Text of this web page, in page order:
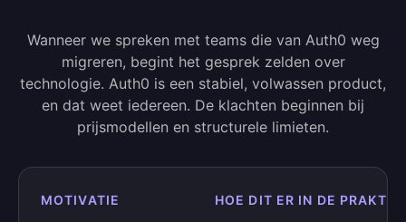
Wanneer we spreken met teams die van Auth0 weg
migreren, begint het gesprek zelden over
technologie. Auth0 is een stabiel, volwassen product,
en dat weet iedereen. De klachten beginnen bij
prijsmodellen en structurele limieten.
MOTIVATIE HOE DIT ER IN DE